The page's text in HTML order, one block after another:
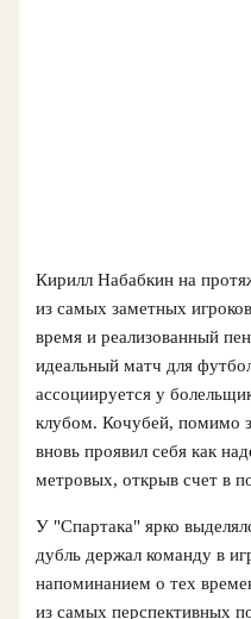
Кирилл Набабкин на
из самых заметных
время и реализованный
идеальный матч для
ассоциируется у
клубом. Кочубей, помимо
вновь проявил себя как
метровых, открыв счет в
У "Спартака" ярко
дубль держал команду в
напоминанием о тех
из самых перспективных